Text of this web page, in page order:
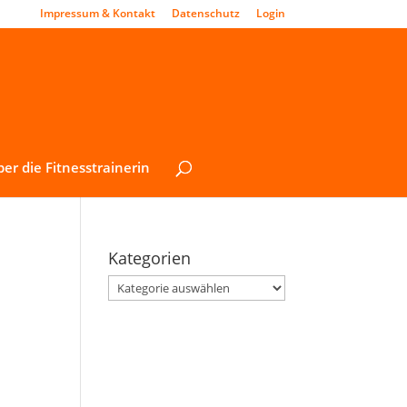
Impressum & Kontakt Datenschutz Login
die Fitnesstrainerin
Kategorien
Kategorien